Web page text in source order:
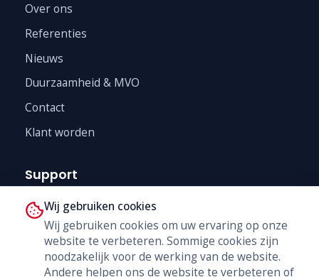
Over ons
Referenties
Nieuws
Duurzaamheid & MVO
Contact
Klant worden
Support
Technische Dienst
Trainingen
B2B Shop
Wij gebruiken cookies
Wij gebruiken cookies om uw ervaring op onze
website te verbeteren. Sommige cookies zijn
noodzakelijk voor de werking van de website.
Andere helpen ons de website te verbeteren of